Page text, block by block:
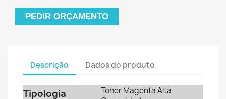
PEDIR ORÇAMENTO
Descrição Dados do produto
Tipologia
Toner Magenta Alta